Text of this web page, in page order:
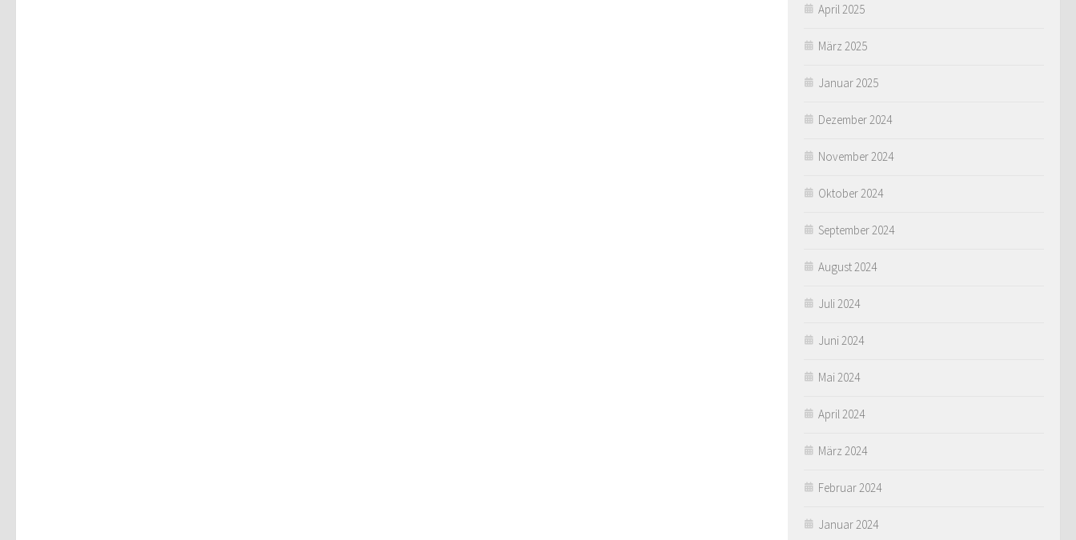
April 2025
März 2025
Januar 2025
Dezember 2024
November 2024
Oktober 2024
September 2024
August 2024
Juli 2024
Juni 2024
Mai 2024
April 2024
März 2024
Februar 2024
Januar 2024